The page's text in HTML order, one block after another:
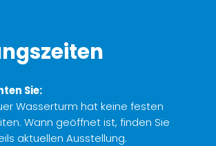
Sie:
Wasserturm hat keine festen
Wann geöffnet ist, finden Sie
aktuellen Ausstellung.